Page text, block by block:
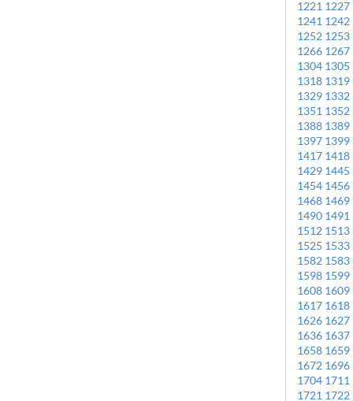
1221 1227
1241 1242
1252 1253
1266 1267
1304 1305
1318 1319
1329 1332
1351 1352
1388 1389
1397 1399
1417 1418
1429 1445
1454 1456
1468 1469
1490 1491
1512 1513
1525 1533
1582 1583
1598 1599
1608 1609
1617 1618
1626 1627
1636 1637
1658 1659
1672 1696
1704 1711
1721 1722